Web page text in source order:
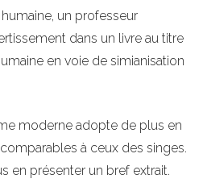
un professeur
dans un livre au titre
en voie de simianisation
moderne adopte de plus en
à ceux des singes.
en présenter un bref extrait.